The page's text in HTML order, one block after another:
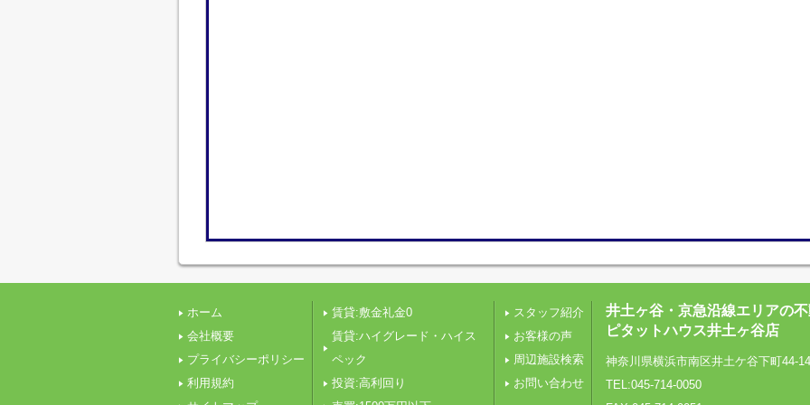
ホーム
会社概要
プライバシーポリシー
利用規約
賃貸:敷金礼金0
賃貸:ハイグレード・ハイス
ペック
投資:高利回り
スタッフ紹介
お客様の声
周辺施設検索
お問い合わせ
井土ヶ谷・京急沿線エリアの
ピタットハウス井土ヶ谷店
神奈川県横浜市南区井土ケ谷下町44-14
TEL:045-714-0050